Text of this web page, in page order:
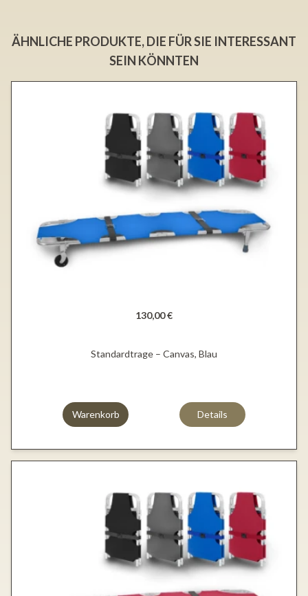
ÄHNLICHE PRODUKTE, DIE FÜR SIE INTERESSANT
SEIN KÖNNTEN
130,00 €
Standardtrage – Canvas, Blau
Warenkorb Details